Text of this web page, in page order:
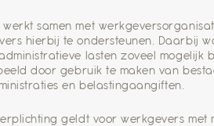
werkt samen met
hierbij te ondersteunen. Daarbij
lasten zoveel mogelijk
door gebruik te maken van
en belastingaangiften.
geldt voor werkgevers met